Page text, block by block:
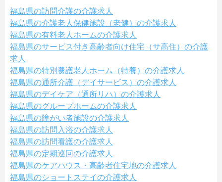
福島県の訪問介護の介護求人
福島県の介護老人保健施設（老健）の介護求人
福島県の有料老人ホームの介護求人
福島県のサービス付き高齢者向け住宅（サ高住）の介護
求人
福島県の特別養護老人ホーム（特養）の介護求人
福島県の通所介護（デイサービス）の介護求人
福島県のデイケア（通所リハ）の介護求人
福島県のグループホームの介護求人
福島県の障がい者施設の介護求人
福島県の訪問入浴の介護求人
福島県の訪問看護の介護求人
福島県の定期巡回の介護求人
福島県のケアハウス・高齢者住宅地の介護求人
福島県のショートステイの介護求人